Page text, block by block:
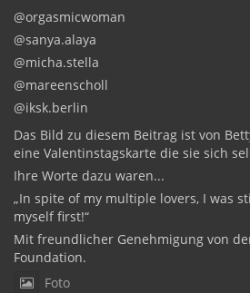
@orgasmicwoman
@sanya.alaya
@micha.stella
@mareenscholl
@iksk.berlin
Das Bild zu diesem Beitrag ist von
eine Valentinstagskarte die sie sich
Ihre Worte dazu waren...
„In spite of my multiple lovers, I was
myself first!“
Mit freundlicher Genehmigung von
Foundation.
Foto